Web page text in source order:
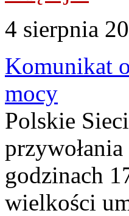
4 sierpnia
Komunikat
mocy
Polskie
godzinach
wielkości